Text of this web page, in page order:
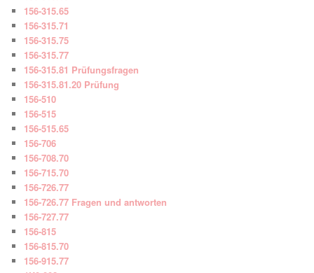
156-315.65
156-315.71
156-315.75
156-315.77
156-315.81 Prüfungsfragen
156-315.81.20 Prüfung
156-510
156-515
156-515.65
156-706
156-708.70
156-715.70
156-726.77
156-726.77 Fragen und antworten
156-727.77
156-815
156-815.70
156-915.77